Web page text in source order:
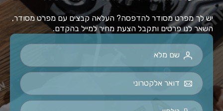
יש לך מפרט מסודר להדפסה? העלאה קבצים עם מפרט מסודר,
השאר לנו פרטים ותקבל הצעת מחיר למייל בהקדם.